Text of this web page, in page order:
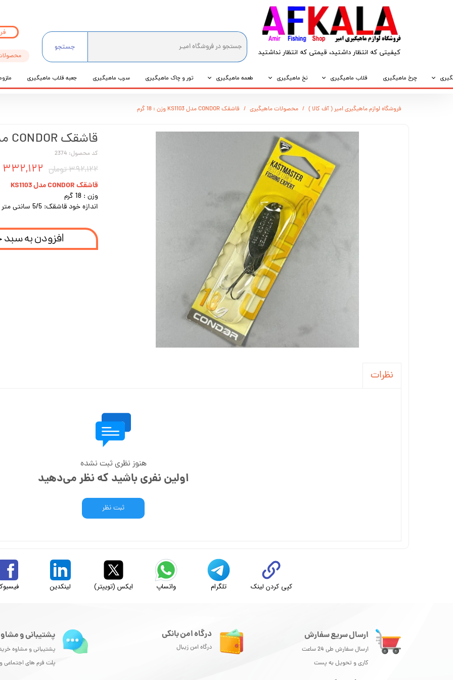
کیفیتی که انتظار داشتید، قیمتی که انتظار نداشتید​​​​​​​
جستجو
چرخ ماهیگیری قلاب ماهیگیری نخ ماهیگیری طعمه ماهیگیری تور و چاک ماهیگیری سرب ماهیگیری جعبه قلاب ماهیگیری
فروشگاه لوازم ماهیگیری امیر ( آف کالا ) محصولات ماهیگیری قاشقک CONDOR مدل KS1103 وزن : 18 گرم
قاشقک CONDOR مدل KS1103 وزن : 18 گرم
کد محصول: 2374
۳۹۲,۱۲۲ تومان ۳۳۲,۱۲۲ تومان
قاشقک CONDOR مدل KS1103
وزن : 18 گرم
اندازه خود قاشقک: 5/5 سانتی متر
افزودن به
نظرات
هنوز نظری ثبت نشده
اولین نفری باشید که نظر می‌دهید
ثبت نظر
کپی کردن لینک تلگرام واتساپ ایکس (توییتر) لینکدین
ارسال سریع سفارش
ارسال سفارش طی 24 ساعت
کاری و تحویل به پست
درگاه امن بانکی
درگاه امن زیبال
پشتیبانی و
پشتیبانی و مشاوه
پلت فرم های